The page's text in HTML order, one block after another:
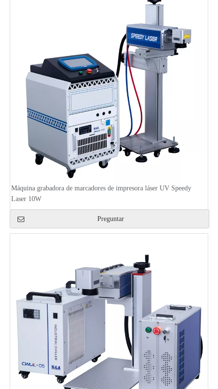
Máquina grabadora de marcadores de impresora láser UV Speedy
Laser 10W
Preguntar